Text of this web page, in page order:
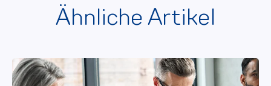
Ähnliche Artikel